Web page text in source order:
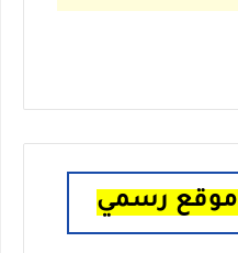
موقع رسمي